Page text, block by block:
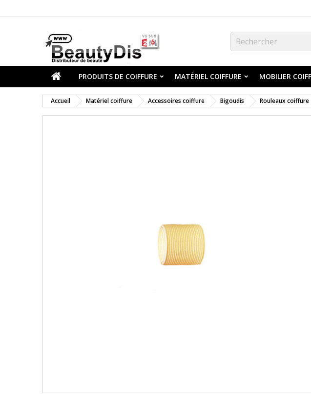
PRODUITS DE COIFFURE MATÉRIEL COIFFURE MOBILIER
Accueil Matériel coiffure Accessoires coiffure Bigoudis Rouleaux coiffure